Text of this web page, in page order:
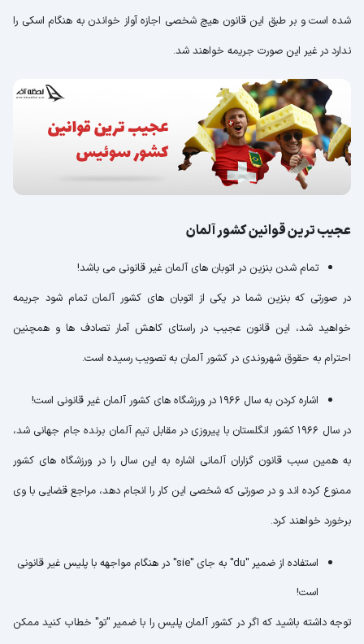
شده است و بر طبق این قانون هیچ شخصی اجازه آواز خواندن به هنگام اسکی را
ندارد در غیر این صورت جریمه خواهند شد.
عجیب ترین قوانین کشور آلمان
تمام شدن بنزین در اتوبان های آلمان غیر قانونی می باشد!
در صورتی که بنزین شما در یکی از اتوبان های کشور آلمان تمام شود جریمه
خواهید شد، این قانون عجیب در راستای کاهش آمار تصادف ها و همچنین
احترام به حقوق شهروندی در کشور آلمان به تصویب رسیده است.
اشاره کردن به سال 1966 در ورزشگاه های کشور آلمان غیر قانونی است!
در سال 1966 کشور انگلستان با پیروزی در مقابل تیم آلمان برنده جام جهانی شد،
به همین سبب قانون گزاران آلمانی اشاره به این سال را در ورزشگاه های کشور
ممنوع کرده اند و در صورتی که شخصی این کار را انجام دهد، مراجع قضایی با وی
برخورد خواهند کرد.
استفاده از ضمیر "du" به جای "sie" در هنگام مواجهه با پلیس غیر قانونی
است!
توجه داشته باشید که اگر در کشور آلمان پلیس را با ضمیر "تو" خطاب کنید ممکن